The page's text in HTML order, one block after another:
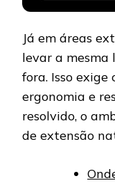
Já em áreas
levar a
fora. Isso
ergonomia e
resolvido, o
de extensão